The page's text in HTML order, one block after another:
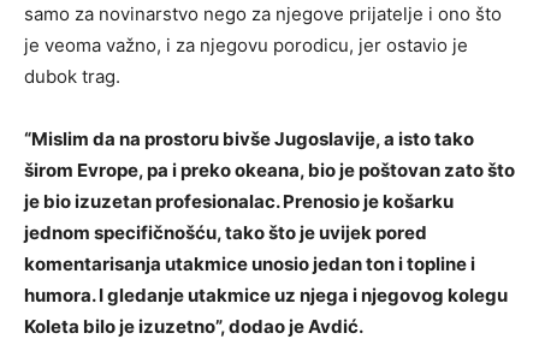
samo za novinarstvo nego za njegove prijatelje i ono što
je veoma važno, i za njegovu porodicu, jer ostavio je
dubok trag.
“Mislim da na prostoru bivše Jugoslavije, a isto tako
širom Evrope, pa i preko okeana, bio je poštovan zato što
je bio izuzetan profesionalac. Prenosio je košarku
jednom specifičnošću, tako što je uvijek pored
komentarisanja utakmice unosio jedan ton i topline i
humora. I gledanje utakmice uz njega i njegovog kolegu
Koleta bilo je izuzetno”, dodao je Avdić.